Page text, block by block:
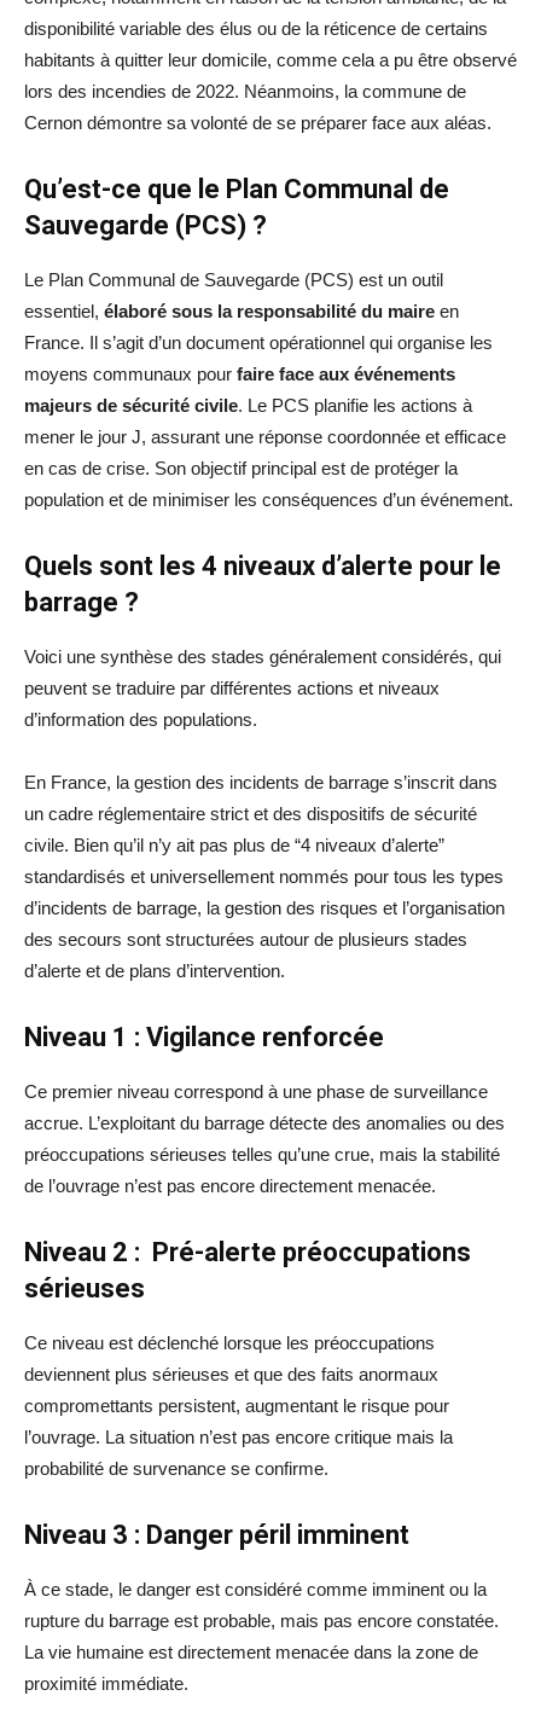
disponibilité variable des élus ou de la réticence de certains
habitants à quitter leur domicile, comme cela a pu être observé
lors des incendies de 2022. Néanmoins, la commune de
Cernon démontre sa volonté de se préparer face aux aléas.
Qu’est-ce que le Plan Communal de
Sauvegarde (PCS) ?
Le Plan Communal de Sauvegarde (PCS) est un outil
essentiel, élaboré sous la responsabilité du maire en
France. Il s’agit d’un document opérationnel qui organise les
moyens communaux pour faire face aux événements
majeurs de sécurité civile. Le PCS planifie les actions à
mener le jour J, assurant une réponse coordonnée et efficace
en cas de crise. Son objectif principal est de protéger la
population et de minimiser les conséquences d’un événement.
Quels sont les 4 niveaux d’alerte pour le
barrage ?
Voici une synthèse des stades généralement considérés, qui
peuvent se traduire par différentes actions et niveaux
d’information des populations.
En France, la gestion des incidents de barrage s’inscrit dans
un cadre réglementaire strict et des dispositifs de sécurité
civile. Bien qu’il n’y ait pas plus de “4 niveaux d’alerte”
standardisés et universellement nommés pour tous les types
d’incidents de barrage, la gestion des risques et l’organisation
des secours sont structurées autour de plusieurs stades
d’alerte et de plans d’intervention.
Niveau 1 : Vigilance renforcée
Ce premier niveau correspond à une phase de surveillance
accrue. L’exploitant du barrage détecte des anomalies ou des
préoccupations sérieuses telles qu’une crue, mais la stabilité
de l’ouvrage n’est pas encore directement menacée.
Niveau 2 : Pré-alerte préoccupations
sérieuses
Ce niveau est déclenché lorsque les préoccupations
deviennent plus sérieuses et que des faits anormaux
compromettants persistent, augmentant le risque pour
l’ouvrage. La situation n’est pas encore critique mais la
probabilité de survenance se confirme.
Niveau 3 : Danger péril imminent
À ce stade, le danger est considéré comme imminent ou la
rupture du barrage est probable, mais pas encore constatée.
La vie humaine est directement menacée dans la zone de
proximité immédiate.